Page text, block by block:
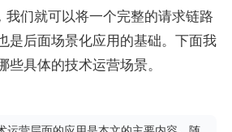
我们就可以将一个完整的请求链路
是后面场景化应用的基础。下面我
些具体的技术运营场景。